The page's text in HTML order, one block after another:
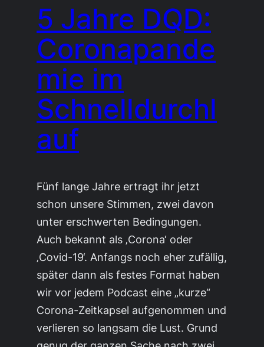
5 Jahre DQD:
Coronapande
mie im
Schnelldurchl
auf
Fünf lange Jahre ertragt ihr jetzt
schon unsere Stimmen, zwei davon
unter erschwerten Bedingungen.
Auch bekannt als ‚Corona‘ oder
‚Covid-19‘. Anfangs noch eher zufällig,
später dann als festes Format haben
wir vor jedem Podcast eine „kurze“
Corona-Zeitkapsel aufgenommen und
verlieren so langsam die Lust. Grund